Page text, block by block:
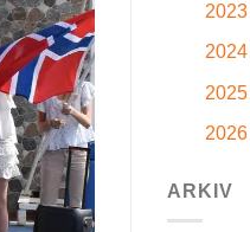
2023
2024
2025
2026
ARKIV